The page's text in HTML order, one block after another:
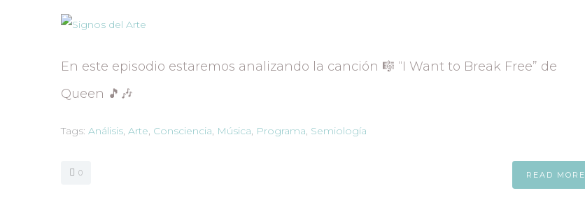
En este episodio estaremos analizando la canción 🎼 “I Want to Break Free” de
Queen 🎵🎶
Tags: Análisis, Arte, Consciencia, Música, Programa, Semiología
0 READ MORE